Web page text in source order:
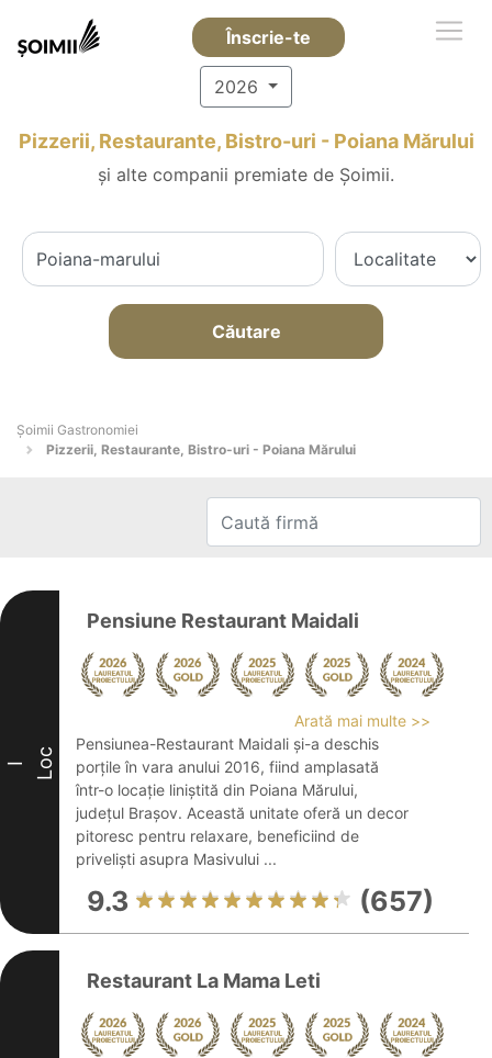
Înscrie-te
2026
Pizzerii, Restaurante, Bistro-uri - Poiana Mărului
și alte companii premiate de Șoimii.
Căutare
Șoimii Gastronomiei
Pizzerii, Restaurante, Bistro-uri - Poiana Mărului
I Loc
Pensiune Restaurant Maidali
Arată mai multe >>
Pensiunea-Restaurant Maidali și-a deschis
porțile în vara anului 2016, fiind amplasată
într-o locație liniștită din Poiana Mărului,
județul Brașov. Această unitate oferă un decor
pitoresc pentru relaxare, beneficiind de
priveliști asupra Masivului ...
9.3 (657)
Restaurant La Mama Leti